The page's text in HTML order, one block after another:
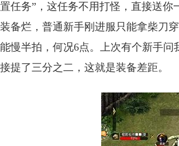
置任务”，这任务不用打怪，直接送
装备烂，普通新手刚进服只能拿柴刀
能慢半拍，何况6点。上次有个新手
接提了三分之二，这就是装备差距。